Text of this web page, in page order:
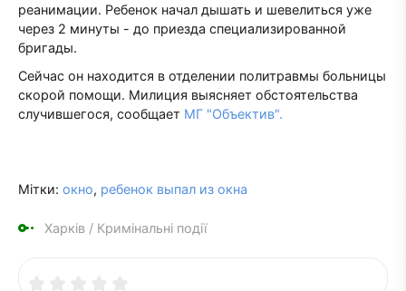
реанимации. Ребенок начал дышать и шевелиться уже
через 2 минуты - до приезда специализированной
бригады.
Сейчас он находится в отделении политравмы больницы
скорой помощи. Милиция выясняет обстоятельства
случившегося, сообщает МГ "Объектив".
Мітки: окно, ребенок выпал из окна
Харків / Кримінальні події